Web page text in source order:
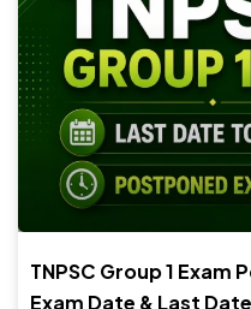
TNPSC Group 1 Exam
Exam Date & Last